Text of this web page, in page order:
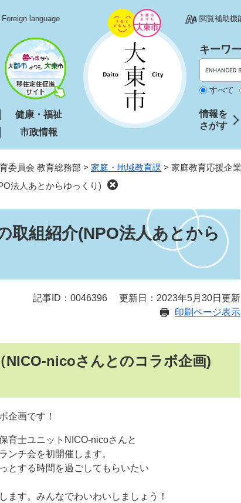
Foreign language 閲覧補助機
健康・福祉
市政情報
キーワ
すべて
情報を
さがす
委員会 教育総務部 > 家庭・地域教育課 > 家庭教育応援企
法人あとからゆっくり)
取組紹介(NPO法人あとから
記事ID：0046396
更新日：2023年5月30日更新
印刷ページ表示
NICO-nicoさんとのコラボ企画)
企画です！
育士ユニットNICO-nicoさんと
ンチ会を初開催します。
とする時間を過ごしてもらいたい
ます。みんなでわいわいしましょう！